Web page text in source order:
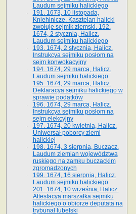
Laudum sejmiku halickiego
191. 1673, 10 listopada,
Kniehinicze. Kasztelan halicki
zwołuje sejmik ziemski. 192.
1674, 2 stycznia, Halicz.
Laudum sejmiku halickiego
193. 1674, 2 stycznia, Halicz.
Instrukcya sejmiku posłom na
sejm konwokacyjny
194. 1674, 29 marca, Halicz.
Laudum sejmiku halickiego
195. 1674, 29 marca, Halicz.
Deklaracya sejmiku halickiego w
sprawie podatków
196. 1674, 29 marca, Halicz.
Instrukcya sejmiku posłom na
sejm elekcyjny
197. 1674, 20 kwietnia, Halicz.
Uniwersał poborcy ziemi
halickiej
198. 1674, 3 sierpnia, Buczacz.
Laudum ziemian województwa
ruskiego na zamku buczackim
zgromadzonych
199. 1674, 16 sierpnia, Halicz.
Laudum sejmiku halickiego
201. 1674, 10 września, Halicz.
Attestacya marszałka sejmiku
halickiego o obiorze deputata na
trybunał lubelski